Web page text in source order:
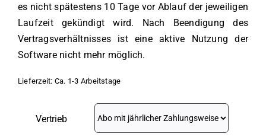
es nicht spätestens 10 Tage vor Ablauf der jeweiligen
Laufzeit gekündigt wird. Nach Beendigung des
Vertragsverhältnisses ist eine aktive Nutzung der
Software nicht mehr möglich.
Lieferzeit: Ca. 1-3 Arbeitstage
Vertrieb